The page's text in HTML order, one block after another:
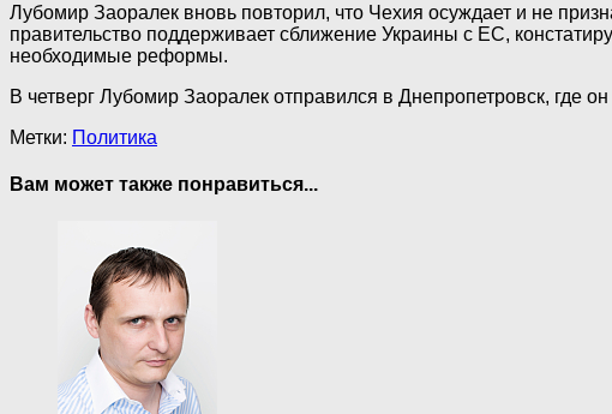
Лубомир Заоралек вновь повторил, что Чехия осуждает и не
правительство поддерживает сближение Украины с ЕС,
необходимые реформы.
В четверг Лубомир Заоралек отправился в Днепропетровск, где
Метки: Политика
Вам может также понравиться...